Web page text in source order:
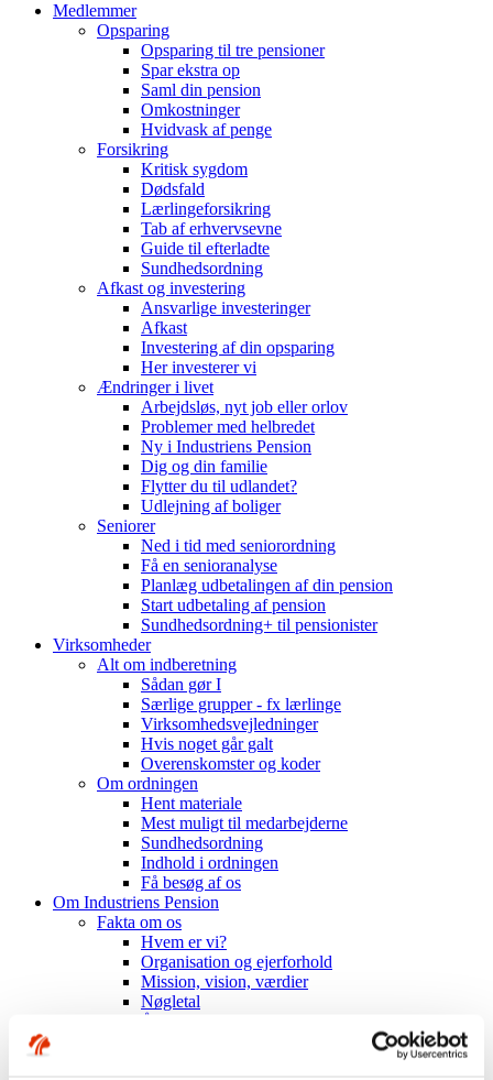
Medlemmer
Opsparing
Opsparing til tre pensioner
Spar ekstra op
Saml din pension
Omkostninger
Hvidvask af penge
Forsikring
Kritisk sygdom
Dødsfald
Lærlingeforsikring
Tab af erhvervsevne
Guide til efterladte
Sundhedsordning
Afkast og investering
Ansvarlige investeringer
Afkast
Investering af din opsparing
Her investerer vi
Ændringer i livet
Arbejdsløs, nyt job eller orlov
Problemer med helbredet
Ny i Industriens Pension
Dig og din familie
Flytter du til udlandet?
Udlejning af boliger
Seniorer
Ned i tid med seniorordning
Få en senioranalyse
Planlæg udbetalingen af din pension
Start udbetaling af pension
Sundhedsordning+ til pensionister
Virksomheder
Alt om indberetning
Sådan gør I
Særlige grupper - fx lærlinge
Virksomhedsvejledninger
Hvis noget går galt
Overenskomster og koder
Om ordningen
Hent materiale
Mest muligt til medarbejderne
Sundhedsordning
Indhold i ordningen
Få besøg af os
Om Industriens Pension
Fakta om os
Hvem er vi?
Organisation og ejerforhold
Mission, vision, værdier
Nøgletal
Årsrapporter mv.